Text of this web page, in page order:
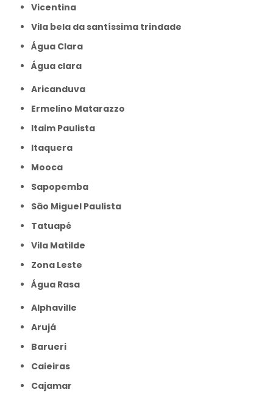
Vicentina
Vila bela da santíssima trindade
Água Clara
Água clara
Aricanduva
Ermelino Matarazzo
Itaim Paulista
Itaquera
Mooca
Sapopemba
São Miguel Paulista
Tatuapé
Vila Matilde
Zona Leste
Água Rasa
Alphaville
Arujá
Barueri
Caieiras
Cajamar